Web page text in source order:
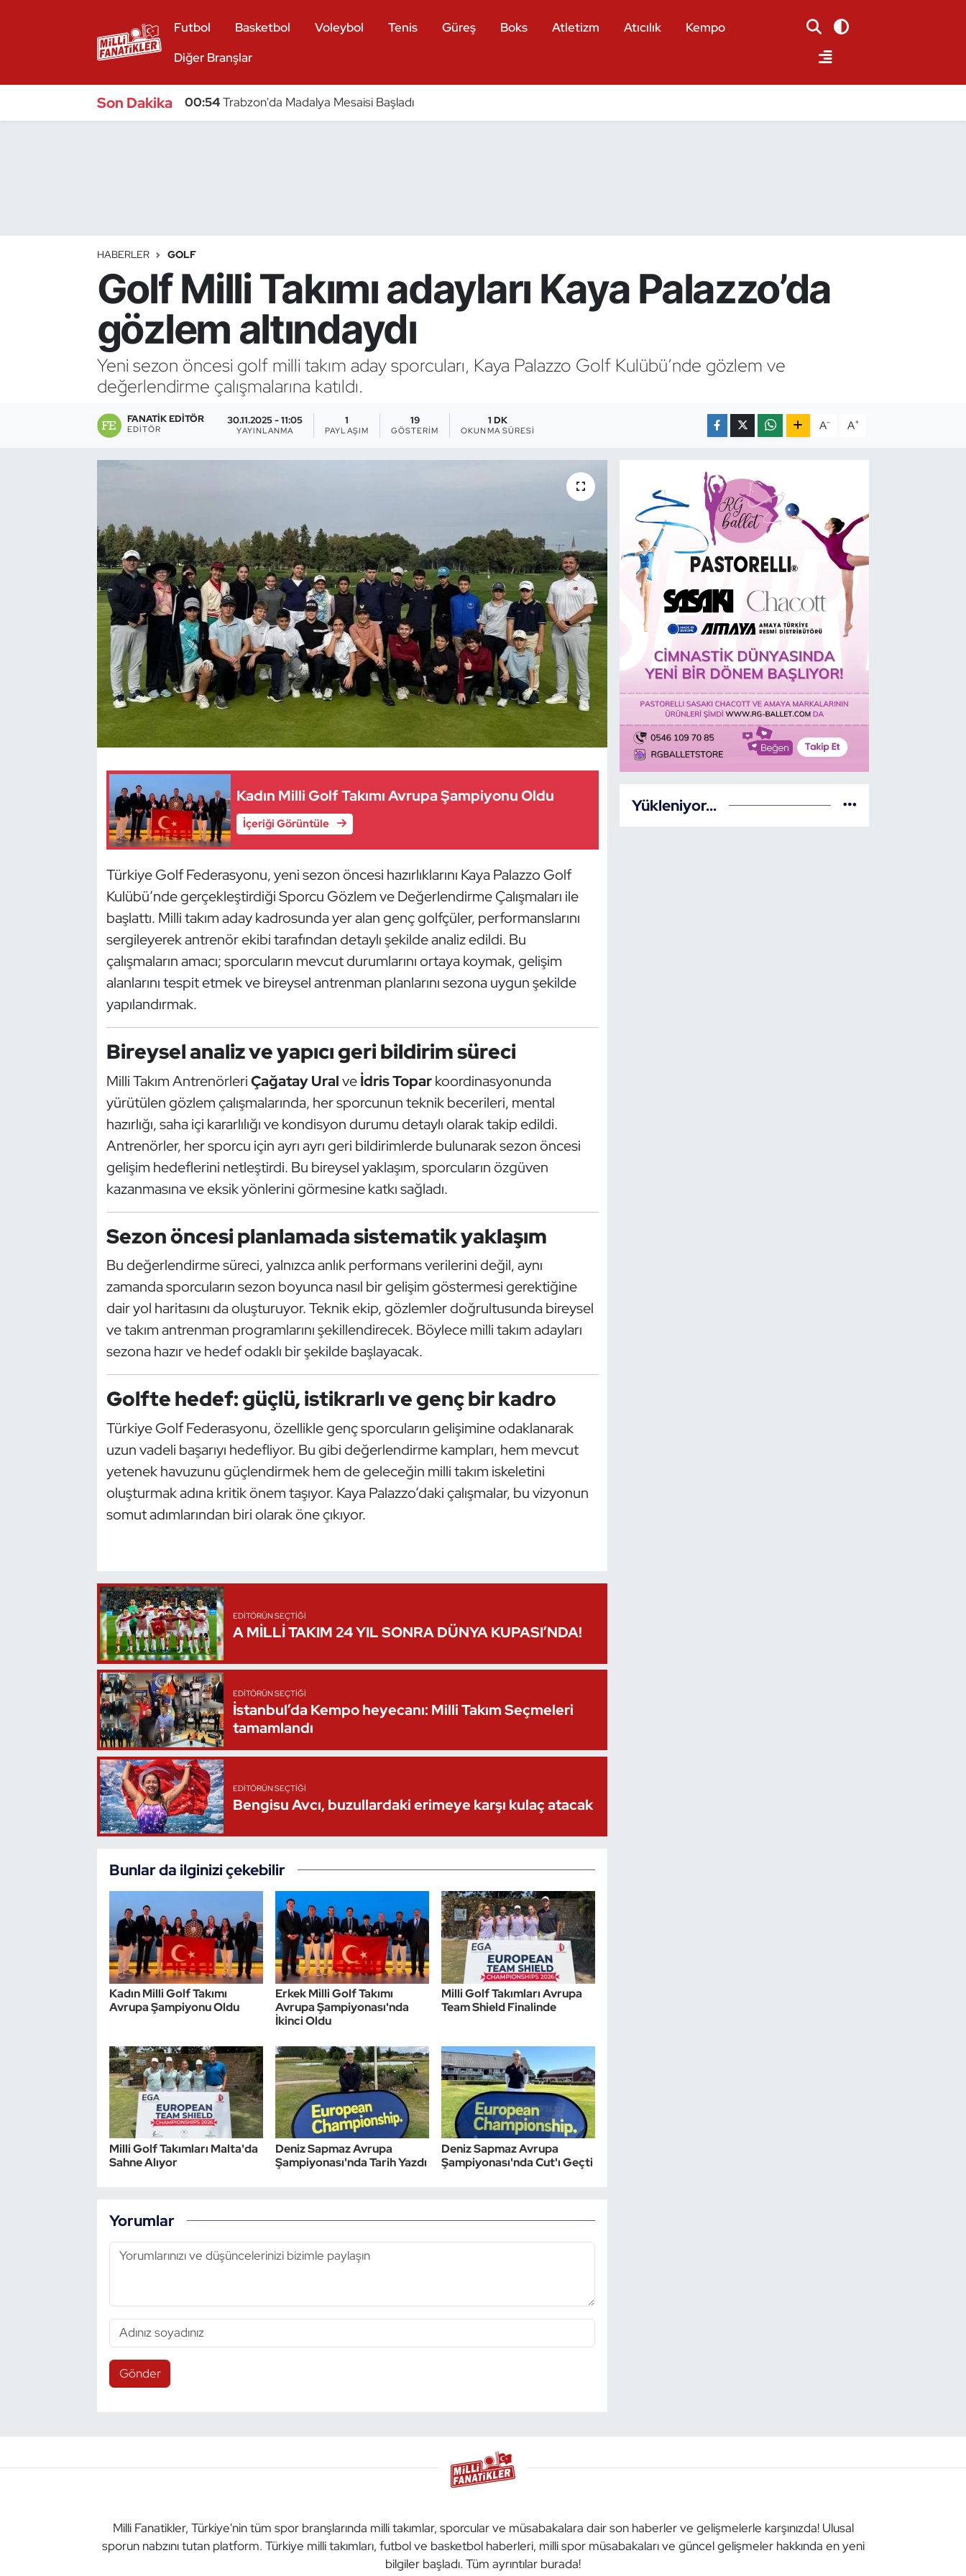
Futbol Basketbol Voleybol Tenis Güreş Boks Atletizm Atıcılık
Kempo
Diğer Branşlar
Son Dakika 00:54Trabzon'da Madalya Mesaisi Başladı
HABERLER GOLF
Golf Milli Takımı adayları Kaya Palazzo’da
gözlem altındaydı
Yeni sezon öncesi golf milli takım aday sporcuları, Kaya Palazzo Golf Kulübü’nde gözlem ve
değerlendirme çalışmalarına katıldı.
FANATIK EDITÖR
EDITÖR
30.11.2025 - 11:05
YAYINLANMA
1
PAYLAŞIM
19
GÖSTERIM
1 DK
OKUNMA SÜRESI A- A+
Kadın Milli Golf Takımı Avrupa Şampiyonu Oldu
İçeriği Görüntüle
Türkiye Golf Federasyonu, yeni sezon öncesi hazırlıklarını Kaya Palazzo Golf
Kulübü’nde gerçekleştirdiği Sporcu Gözlem ve Değerlendirme Çalışmaları ile
başlattı. Milli takım aday kadrosunda yer alan genç golfçüler, performanslarını
sergileyerek antrenör ekibi tarafından detaylı şekilde analiz edildi. Bu
çalışmaların amacı; sporcuların mevcut durumlarını ortaya koymak, gelişim
alanlarını tespit etmek ve bireysel antrenman planlarını sezona uygun şekilde
yapılandırmak.
Bireysel analiz ve yapıcı geri bildirim süreci
Milli Takım AntrenörleriÇağatay Uralveİdris Toparkoordinasyonunda
yürütülen gözlem çalışmalarında, her sporcunun teknik becerileri, mental
hazırlığı, saha içi kararlılığı ve kondisyon durumu detaylı olarak takip edildi.
Antrenörler, her sporcu için ayrı ayrı geri bildirimlerde bulunarak sezon öncesi
gelişim hedeflerini netleştirdi. Bu bireysel yaklaşım, sporcuların özgüven
kazanmasına ve eksik yönlerini görmesine katkı sağladı.
Sezon öncesi planlamada sistematik yaklaşım
Bu değerlendirme süreci, yalnızca anlık performans verilerini değil, aynı
zamanda sporcuların sezon boyunca nasıl bir gelişim göstermesi gerektiğine
dair yol haritasını da oluşturuyor. Teknik ekip, gözlemler doğrultusunda bireysel
ve takım antrenman programlarını şekillendirecek. Böylece milli takım adayları
sezona hazır ve hedef odaklı bir şekilde başlayacak.
Golfte hedef: güçlü, istikrarlı ve genç bir kadro
Türkiye Golf Federasyonu, özellikle genç sporcuların gelişimine odaklanarak
uzun vadeli başarıyı hedefliyor. Bu gibi değerlendirme kampları, hem mevcut
yetenek havuzunu güçlendirmek hem de geleceğin milli takım iskeletini
oluşturmak adına kritik önem taşıyor. Kaya Palazzo’daki çalışmalar, bu vizyonun
somut adımlarından biri olarak öne çıkıyor.
EDITÖRÜN SEÇTIĞI
A MİLLİ TAKIM 24 YIL SONRA DÜNYA KUPASI’NDA!
EDITÖRÜN SEÇTIĞI
İstanbul’da Kempo heyecanı: Milli Takım Seçmeleri
tamamlandı
EDITÖRÜN SEÇTIĞI
Bengisu Avcı, buzullardaki erimeye karşı kulaç atacak
Bunlar da ilginizi çekebilir
Kadın Milli Golf Takımı
Avrupa Şampiyonu Oldu
Erkek Milli Golf Takımı
Avrupa Şampiyonası'nda
İkinci Oldu
Milli Golf Takımları Avrupa
Team Shield Finalinde
Milli Golf Takımları Malta'da
Sahne Alıyor
Deniz Sapmaz Avrupa
Şampiyonası'nda Tarih Yazdı
Deniz Sapmaz Avrupa
Şampiyonası'nda Cut'ı Geçti
Yorumlar
Gönder
Yükleniyor...
Milli Fanatikler, Türkiye'nin tüm spor branşlarında milli takımlar, sporcular ve müsabakalara dair son haberler ve gelişmelerle karşınızda! Ulusal
sporun nabzını tutan platform. Türkiye milli takımları, futbol ve basketbol haberleri, milli spor müsabakaları ve güncel gelişmeler hakkında en yeni
bilgiler başladı. Tüm ayrıntılar burada!
Bocce Bowling Dart
Buz Hokeyi
Çim Hokeyi
Cimnastik
Dans Sporları
Dövüş Sanatı
Hava Sporları
İşitme Engelli Sporcular
Judo ve Kuraş
Kano ve Rafting
Modern Pentatlon
Motor Sporları
Oryantiring
Özel Sporcular
Paralimpik
Wushu Kungfu